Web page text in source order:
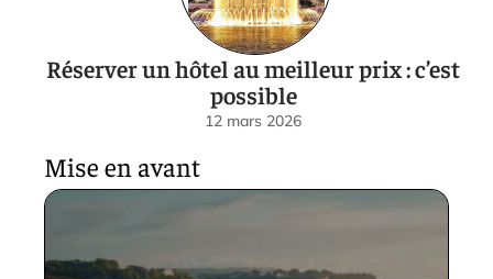
Réserver un hôtel au meilleur prix : c’est
possible
12 mars 2026
Mise en avant